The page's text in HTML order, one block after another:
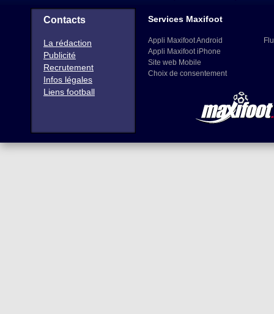
Contacts
La rédaction
Publicité
Recrutement
Infos légales
Liens football
Services Maxifoot
Appli Maxifoot Android
Appli Maxifoot iPhone
Site web Mobile
Choix de consentement